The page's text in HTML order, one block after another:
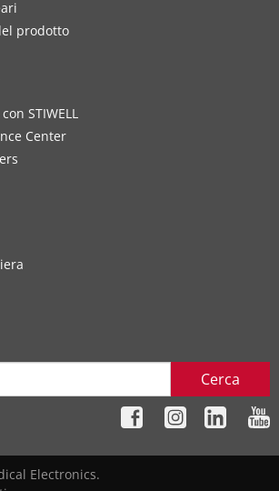
prodotto
STIWELL
Center
Cerca
Electronics.